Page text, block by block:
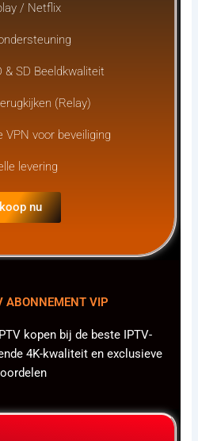
/ Netflix
& SD Beeldkwaliteit
(Relay)
VPN voor beveiliging
levering
koop nu
VIP
kopen bij de beste IPTV-
4K-kwaliteit en exclusieve